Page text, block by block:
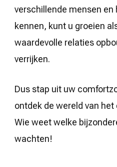
verschillende mensen en
kennen, kunt u groeien
waardevolle relaties
verrijken.
Dus stap uit uw
ontdek de wereld van
Wie weet welke
wachten!